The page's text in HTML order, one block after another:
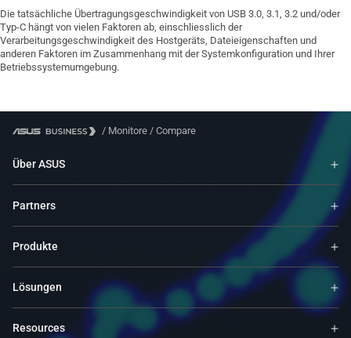
Die tatsächliche Übertragungsgeschwindigkeit von USB 3.0, 3.1, 3.2 und/oder
Typ-C hängt von vielen Faktoren ab, einschliesslich der
Verarbeitungsgeschwindigkeit des Hostgeräts, Dateieigenschaften und
anderen Faktoren im Zusammenhang mit der Systemkonfiguration und Ihrer
Betriebssystemumgebung.
/ Monitore / Compare
Über ASUS
Partners
Produkte
Lösungen
Resources